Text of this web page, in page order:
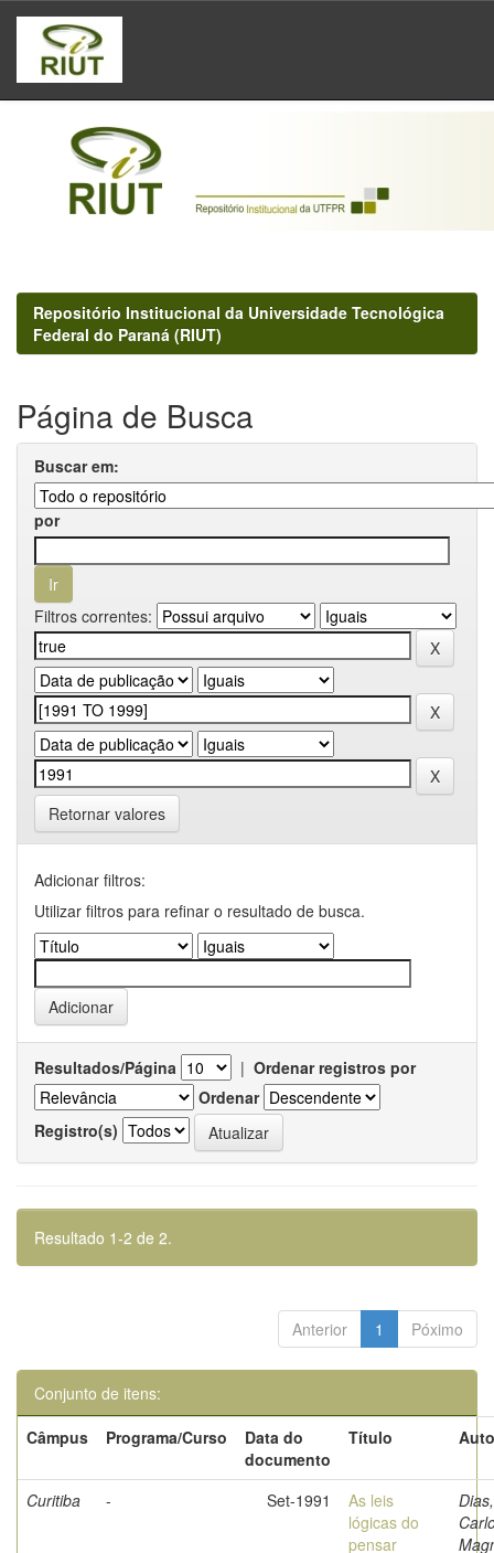
Skip
navigation
Repositório Institucional da Universidade Tecnológica
Federal do Paraná (RIUT)
Página de Busca
Buscar em:
por
Filtros correntes:
Retornar valores
Adicionar filtros:
Utilizar filtros para refinar o resultado de busca.
Resultados/Página | Ordenar registros por
Ordenar
Registro(s)
Resultado 1-2 de 2.
Anterior 1 Póximo
Conjunto de itens:
Câmpus
Programa/Curso
Data do
documento
Título
Curitiba - Set-1991
As leis
lógicas do
pensar
Dias,